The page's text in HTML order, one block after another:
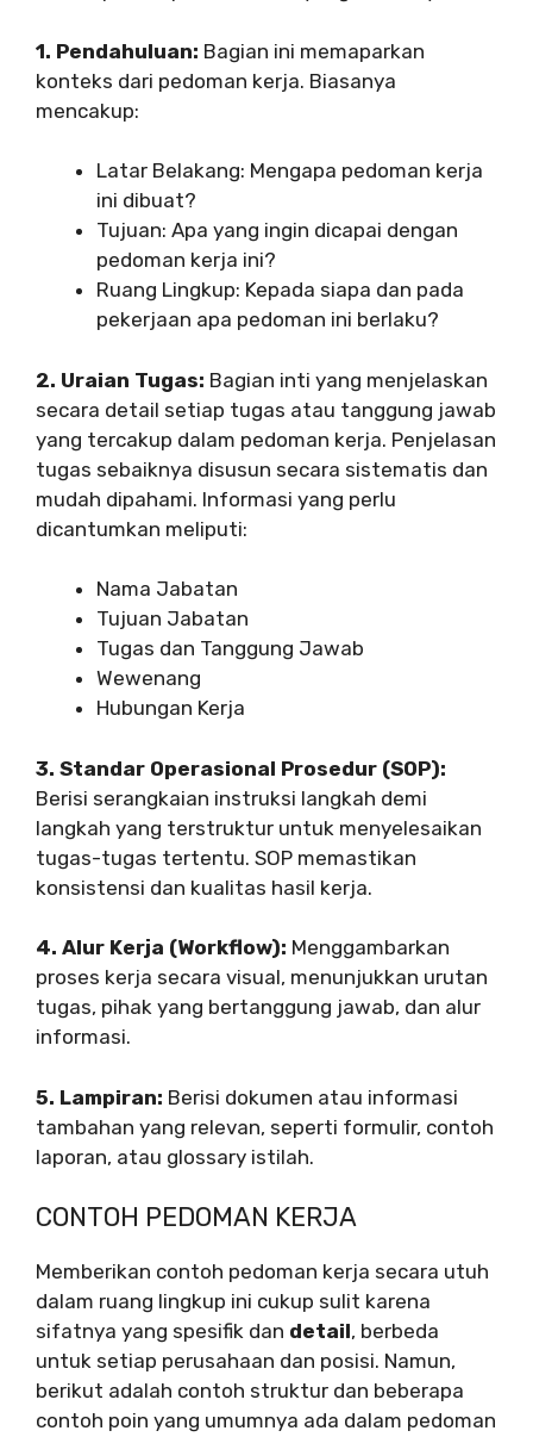
1. Pendahuluan: Bagian ini memaparkan
konteks dari pedoman kerja. Biasanya
mencakup:
Latar Belakang: Mengapa pedoman kerja
ini dibuat?
Tujuan: Apa yang ingin dicapai dengan
pedoman kerja ini?
Ruang Lingkup: Kepada siapa dan pada
pekerjaan apa pedoman ini berlaku?
2. Uraian Tugas: Bagian inti yang menjelaskan
secara detail setiap tugas atau tanggung jawab
yang tercakup dalam pedoman kerja. Penjelasan
tugas sebaiknya disusun secara sistematis dan
mudah dipahami. Informasi yang perlu
dicantumkan meliputi:
Nama Jabatan
Tujuan Jabatan
Tugas dan Tanggung Jawab
Wewenang
Hubungan Kerja
3. Standar Operasional Prosedur (SOP):
Berisi serangkaian instruksi langkah demi
langkah yang terstruktur untuk menyelesaikan
tugas-tugas tertentu. SOP memastikan
konsistensi dan kualitas hasil kerja.
4. Alur Kerja (Workflow): Menggambarkan
proses kerja secara visual, menunjukkan urutan
tugas, pihak yang bertanggung jawab, dan alur
informasi.
5. Lampiran: Berisi dokumen atau informasi
tambahan yang relevan, seperti formulir, contoh
laporan, atau glossary istilah.
CONTOH PEDOMAN KERJA
Memberikan contoh pedoman kerja secara utuh
dalam ruang lingkup ini cukup sulit karena
sifatnya yang spesifik dan detail, berbeda
untuk setiap perusahaan dan posisi. Namun,
berikut adalah contoh struktur dan beberapa
contoh poin yang umumnya ada dalam pedoman